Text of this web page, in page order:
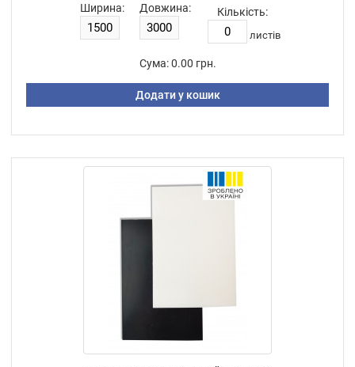
Ширина: Довжина: Кількість:
листiв
Сума: 0.00 грн.
Додати у кошик